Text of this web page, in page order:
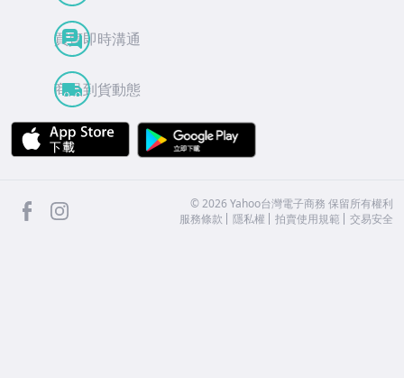
買賣即時溝通
商品到貨動態
APP Store
facebook ©2026 Yahoo台灣電子商務 保留所有權利
服務條款
隱私權 拍賣使用規範 交易安全